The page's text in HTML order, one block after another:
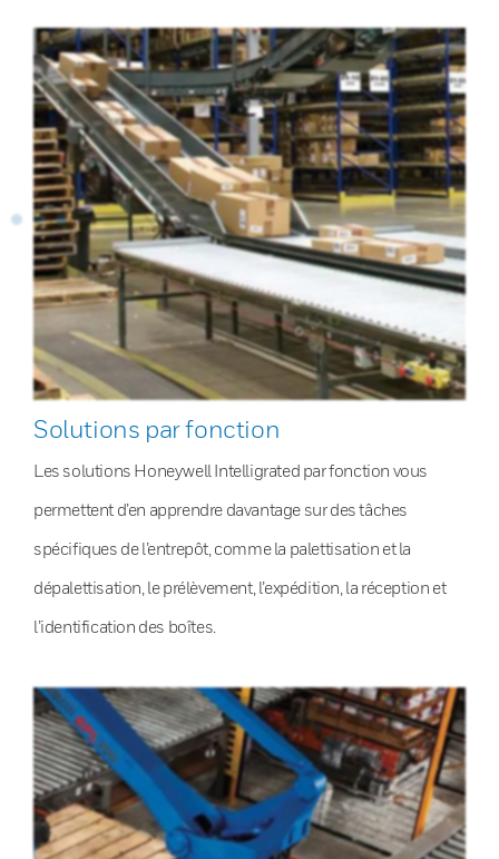
Solutions par fonction
Les solutions Honeywell Intelligrated par fonction vous
permettent d’en apprendre davantage sur des tâches
spécifiques de l’entrepôt, comme la palettisation et la
dépalettisation, le prélèvement, l’expédition, la réception et
l’identification des boîtes.